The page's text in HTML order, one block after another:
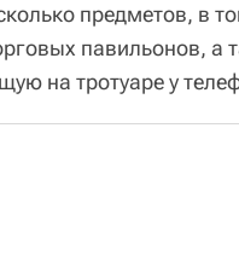
предметов, в
павильонов, а
на тротуаре у